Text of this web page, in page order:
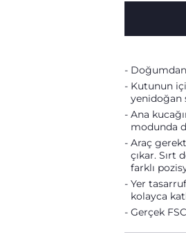
Kutunun
yenidoğan
Ana
modunda
Araç
çıkar. Sırt
farklı
Yer
kolayca
Gerçek